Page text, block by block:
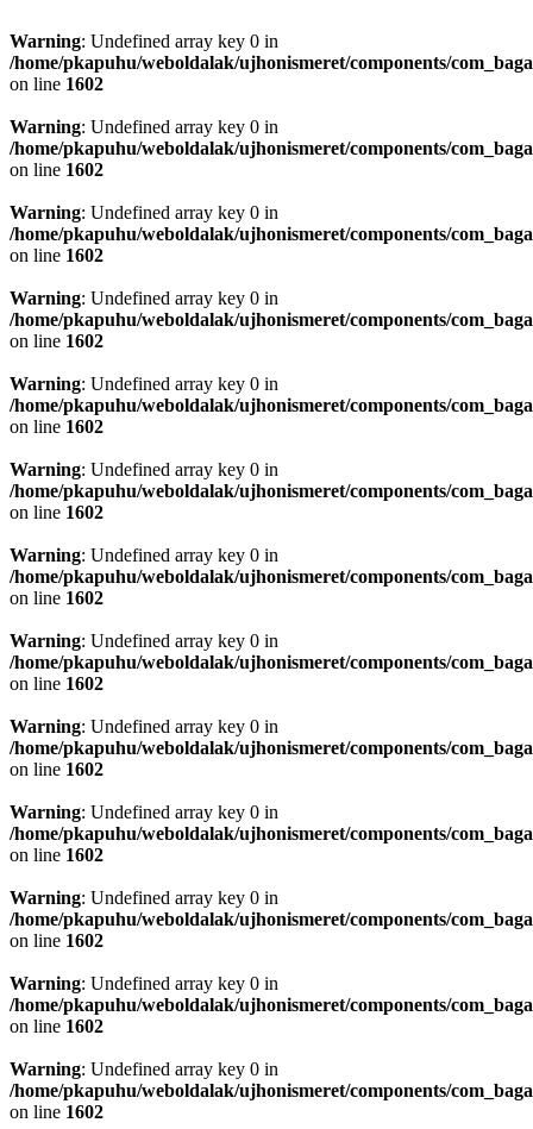
Warning: Undefined array key 0 in
/home/pkapuhu/weboldalak/ujhonismeret/components/
on line 1602
Warning: Undefined array key 0 in
/home/pkapuhu/weboldalak/ujhonismeret/components/
on line 1602
Warning: Undefined array key 0 in
/home/pkapuhu/weboldalak/ujhonismeret/components/
on line 1602
Warning: Undefined array key 0 in
/home/pkapuhu/weboldalak/ujhonismeret/components/
on line 1602
Warning: Undefined array key 0 in
/home/pkapuhu/weboldalak/ujhonismeret/components/
on line 1602
Warning: Undefined array key 0 in
/home/pkapuhu/weboldalak/ujhonismeret/components/
on line 1602
Warning: Undefined array key 0 in
/home/pkapuhu/weboldalak/ujhonismeret/components/
on line 1602
Warning: Undefined array key 0 in
/home/pkapuhu/weboldalak/ujhonismeret/components/
on line 1602
Warning: Undefined array key 0 in
/home/pkapuhu/weboldalak/ujhonismeret/components/
on line 1602
Warning: Undefined array key 0 in
/home/pkapuhu/weboldalak/ujhonismeret/components/
on line 1602
Warning: Undefined array key 0 in
/home/pkapuhu/weboldalak/ujhonismeret/components/
on line 1602
Warning: Undefined array key 0 in
/home/pkapuhu/weboldalak/ujhonismeret/components/
on line 1602
Warning: Undefined array key 0 in
/home/pkapuhu/weboldalak/ujhonismeret/components/
on line 1602